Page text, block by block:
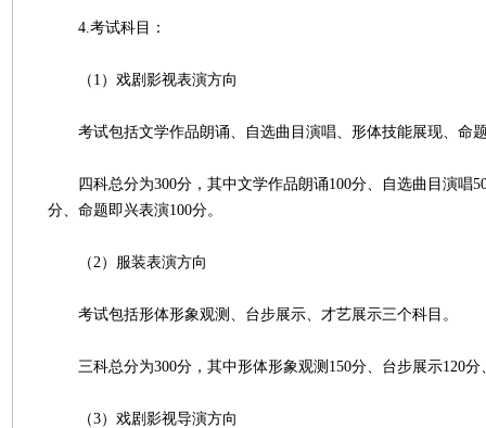
4.考试科目：
（1）戏剧影视表演方向
考试包括文学作品朗诵、自选曲目演唱、形体技能展现、命
四科总分为300分，其中文学作品朗诵100分、自选曲目演唱
分、命题即兴表演100分。
（2）服装表演方向
考试包括形体形象观测、台步展示、才艺展示三个科目。
三科总分为300分，其中形体形象观测150分、台步展示120分
（3）戏剧影视导演方向